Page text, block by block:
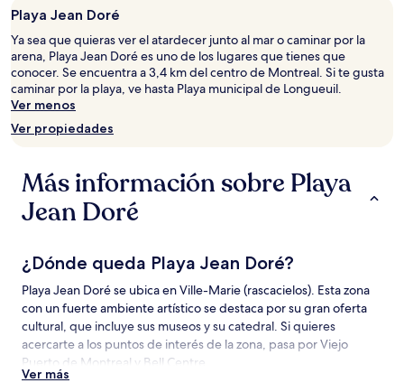
una
estancia
de
1
noche
para
2
adultos.
Los
disponibilidad
están
cambios.
Aplican
términos
adicionales.
Playa Jean Doré
Ya sea que quieras ver el atardecer junto al mar o caminar por la
arena, Playa Jean Doré es uno de los lugares que tienes que
conocer. Se encuentra a 3,4 km del centro de Montreal. Si te gusta
caminar por la playa, ve hasta Playa municipal de Longueuil.
Ver menos
Ver propiedades
Más información sobre Playa
Jean Doré
¿Dónde queda Playa Jean Doré?
Playa Jean Doré se ubica en Ville-Marie (rascacielos). Esta zona
con un fuerte ambiente artístico se destaca por su gran oferta
cultural, que incluye sus museos y su catedral. Si quieres
acercarte a los puntos de interés de la zona, pasa por Viejo
Puerto de Montreal y Bell Centre.
Ver más